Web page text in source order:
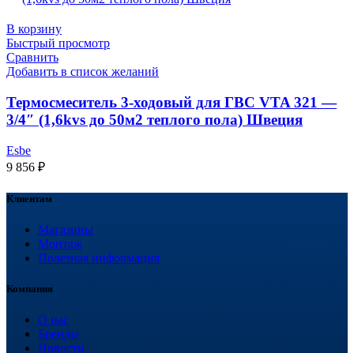
В корзину
Быстрый просмотр
Сравнить
Добавить в список желаний
Термосмеситель 3-ходовый для ГВС VTA 321 —
3/4″ (1,6kvs до 50м2 теплого пола) Швеция
Esbe
9 856 ₽
Клиентам
Магазины
Монтаж
Полезная информация
Компания
О нас
Бренды
Новости